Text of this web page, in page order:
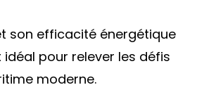
son efficacité énergétique
pour relever les défis
moderne.